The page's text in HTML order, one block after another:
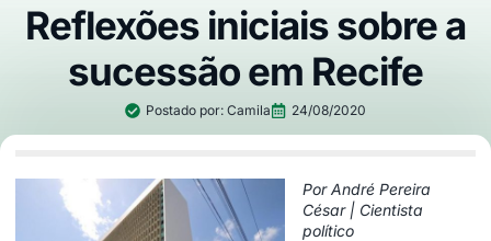
Reflexões iniciais sobre a
sucessão em Recife
Postado por: Camila 24/08/2020
Por André Pereira
César | Cientista
político